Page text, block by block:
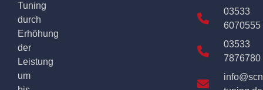
Tuning
durch
Erhöhung
der
Leistung
um
03533
6070555
03533
7876780